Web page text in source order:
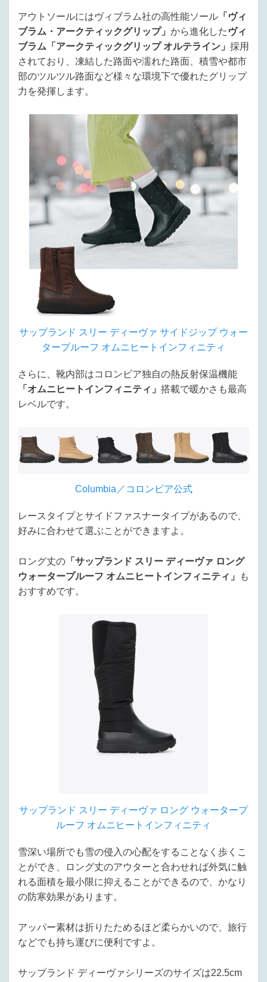
アウトソールにはヴィブラム社の高性能ソール 「ヴィ
ブラム・アークティックグリップ」 から進化した ヴィ
ブラム「アークティックグリップ オルテライン」 採用
されており、凍結した路面や濡れた路面、積雪や都市
部のツルツル路面など様々な環境下で優れたグリップ
力を発揮します。
サップランド スリー ディーヴァ サイドジップ ウォー
タープルーフ オムニヒートインフィニティ
さらに、靴内部はコロンビア独自の熱反射保温機能
「オムニヒートインフィニティ」 搭載で暖かさも最高
レベルです。
Columbia／コロンビア公式
レースタイプとサイドファスナータイプがあるので、
好みに合わせて選ぶことができますよ。
ロング丈の 「サップランド スリー ディーヴァ ロング
ウォータープルーフ オムニヒートインフィニティ」
も
おすすめです。
サップランド スリー ディーヴァ ロング ウォータープ
ルーフ オムニヒートインフィニティ
雪深い場所でも雪の侵入の心配をすることなく歩くこ
とができ、ロング丈のアウターと合わせれば外気に触
れる面積を最小限に抑えることができるので、かなり
の防寒効果があります。
アッパー素材は折りたためるほど柔らかいので、旅行
などでも持ち運びに便利ですよ。
サップランド ディーヴァシリーズのサイズは22.5cm